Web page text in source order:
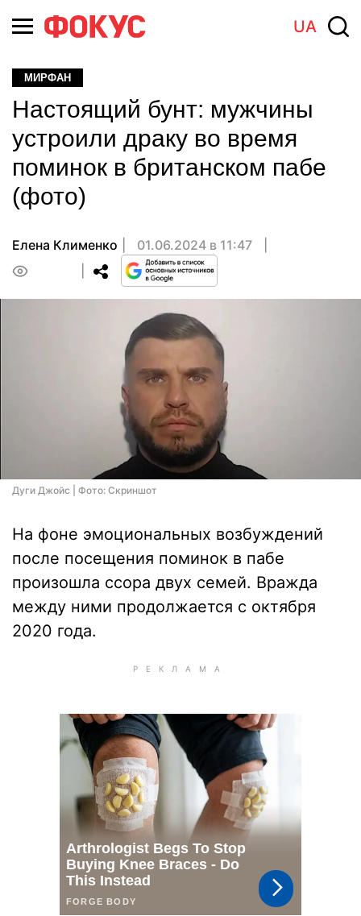
UA
МИРФАН
Настоящий бунт: мужчины
устроили драку во время
поминок в британском пабе
(фото)
Елена Клименко
01.06.2024 в 11:47
Дуги Джойс | Фото: Скриншот
На фоне эмоциональных возбуждений
после посещения поминок в пабе
произошла ссора двух семей. Вражда
между ними продолжается с октября
2020 года.